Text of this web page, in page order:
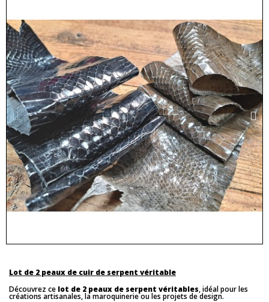
Lot de 2 peaux de cuir de serpent véritable
Découvrez ce lot de 2 peaux de serpent véritables, idéal pour les
créations artisanales, la maroquinerie ou les projets de design.